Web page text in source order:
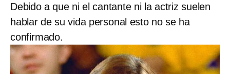
Debido a que ni el cantante ni la actriz suelen
hablar de su vida personal esto no se ha
confirmado.